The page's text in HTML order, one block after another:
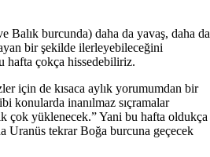
Balık burcunda) daha da yavaş, daha da
bir şekilde ilerleyebileceğini
hafta çokça hissedebiliriz.
için de kısaca aylık yorumumdan bir
konularda inanılmaz sıçramalar
çok yüklenecek.” Yani bu hafta oldukça
Uranüs tekrar Boğa burcuna geçecek